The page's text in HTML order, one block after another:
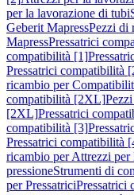
per la lavorazione di tubi
Geberit MapressPezzi di
MapressPressatrici
compatibilità [1]
Pressatrici compatibilità
ricambio per
compatibilità [2XL]
[2XL]Pressatrici
compatibilità [3]
Pressatrici compatibilità
ricambio per Attrezzi
pressioneStrumenti di
per PressatriciPressatrici